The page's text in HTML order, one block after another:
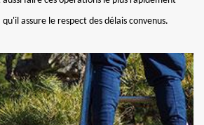
assure le respect des délais convenus.